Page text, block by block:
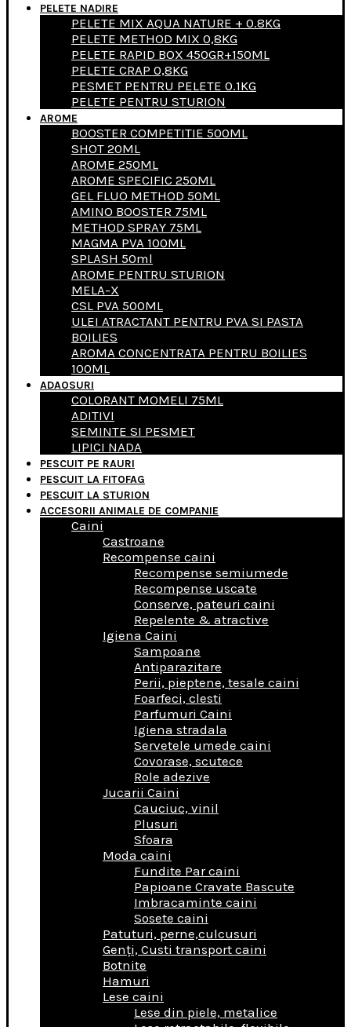
PELETE NADIRE
PELETE MIX AQUA NATURE + 0.8KG
PELETE METHOD MIX 0,8KG
PELETE RAPID BOX 450GR+150ML
PELETE CRAP 0,8KG
PESMET PENTRU PELETE 0.1KG
PELETE PENTRU STURION
AROME
BOOSTER COMPETITIE 500ML
SHOT 20ML
AROME 250ML
AROME SPECIFIC 250ML
GEL FLUO METHOD 50ML
AMINO BOOSTER 75ML
METHOD SPRAY 75ML
MAGMA PVA 100ML
SPLASH 50ml
AROME PENTRU STURION
MELA-X
CSL PVA 500ML
ULEI ATRACTANT PENTRU PVA SI PASTA
BOILIES
AROMA CONCENTRATA PENTRU BOILIES
100ML
ADAOSURI
COLORANT MOMELI 75ML
ADITIVI
SEMINTE SI PESMET
LIPICI NADA
PESCUIT PE RAURI
PESCUIT LA FITOFAG
PESCUIT LA STURION
ACCESORII ANIMALE DE COMPANIE
Caini
Castroane
Recompense caini
Recompense semiumede
Recompense uscate
Conserve, pateuri caini
Repelente & atractive
Igiena Caini
Sampoane
Antiparazitare
Perii, pieptene, tesale caini
Foarfeci, clesti
Parfumuri Caini
Igiena stradala
Servetele umede caini
Covorase, scutece
Role adezive
Jucarii Caini
Cauciuc, vinil
Plusuri
Sfoara
Moda caini
Fundite Par caini
Papioane Cravate Bascute
Imbracaminte caini
Sosete caini
Patuturi, perne,culcusuri
Genţi, Custi transport caini
Botnite
Hamuri
Lese caini
Lese din piele, metalice